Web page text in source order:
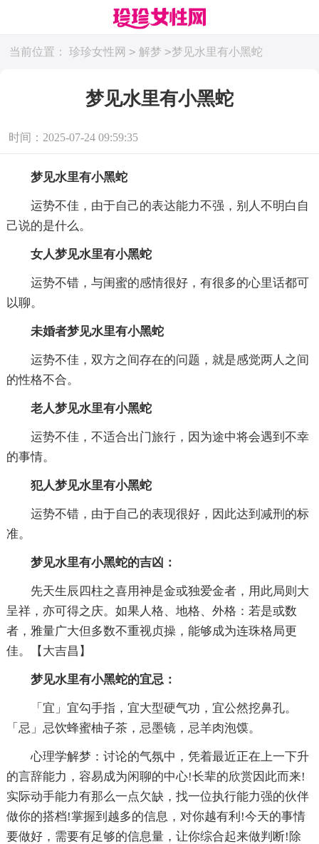
当前位置： 珍珍女性网 > 解梦 >梦见水里有小黑蛇
梦见水里有小黑蛇
时间：2025-07-24 09:59:35
梦见水里有小黑蛇
运势不佳，由于自己的表达能力不强，别人不明白自
己说的是什么。
女人梦见水里有小黑蛇
运势不错，与闺蜜的感情很好，有很多的心里话都可
以聊。
未婚者梦见水里有小黑蛇
运势不佳，双方之间存在的问题，就是感觉两人之间
的性格不合。
老人梦见水里有小黑蛇
运势不佳，不适合出门旅行，因为途中将会遇到不幸
的事情。
犯人梦见水里有小黑蛇
运势不错，由于自己的表现很好，因此达到减刑的标
准。
梦见水里有小黑蛇的吉凶：
先天生辰四柱之喜用神是金或独爱金者，用此局则大
呈祥，亦可得之庆。如果人格、地格、外格：若是或数
者，雅量广大但多数不重视贞操，能够成为连珠格局更
佳。【大吉昌】
梦见水里有小黑蛇的宜忌：
「宜」宜勾手指，宜大型硬气功，宜公然挖鼻孔。
「忌」忌饮蜂蜜柚子茶，忌墨镜，忌羊肉泡馍。
心理学解梦：讨论的气氛中，凭着最近正在上一下升
的言辞能力，容易成为闲聊的中心!长辈的欣赏因此而来!
实际动手能力有那么一点欠缺，找一位执行能力强的伙伴
做你的搭档!掌握到越多的信息，对你越有利!今天的事情
要做好，需要有足够的信息量，让你综合起来做判断!除